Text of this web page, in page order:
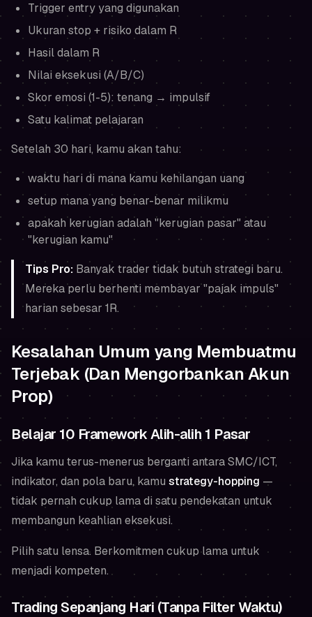
Trigger entry yang digunakan
Ukuran stop + risiko dalam R
Hasil dalam R
Nilai eksekusi (A/B/C)
Skor emosi (1-5): tenang → impulsif
Satu kalimat pelajaran
Setelah 30 hari, kamu akan tahu:
waktu hari di mana kamu kehilangan uang
setup mana yang benar-benar milikmu
apakah kerugian adalah "kerugian pasar" atau
"kerugian kamu"
Tips Pro: Banyak trader tidak butuh strategi baru.
Mereka perlu berhenti membayar "pajak impuls"
harian sebesar 1R.
Kesalahan Umum yang Membuatmu
Terjebak (Dan Mengorbankan Akun
Prop)
Belajar 10 Framework Alih-alih 1 Pasar
Jika kamu terus-menerus berganti antara SMC/ICT,
indikator, dan pola baru, kamu strategy-hopping —
tidak pernah cukup lama di satu pendekatan untuk
membangun keahlian eksekusi.
Pilih satu lensa. Berkomitmen cukup lama untuk
menjadi kompeten.
Trading Sepanjang Hari (Tanpa Filter Waktu)